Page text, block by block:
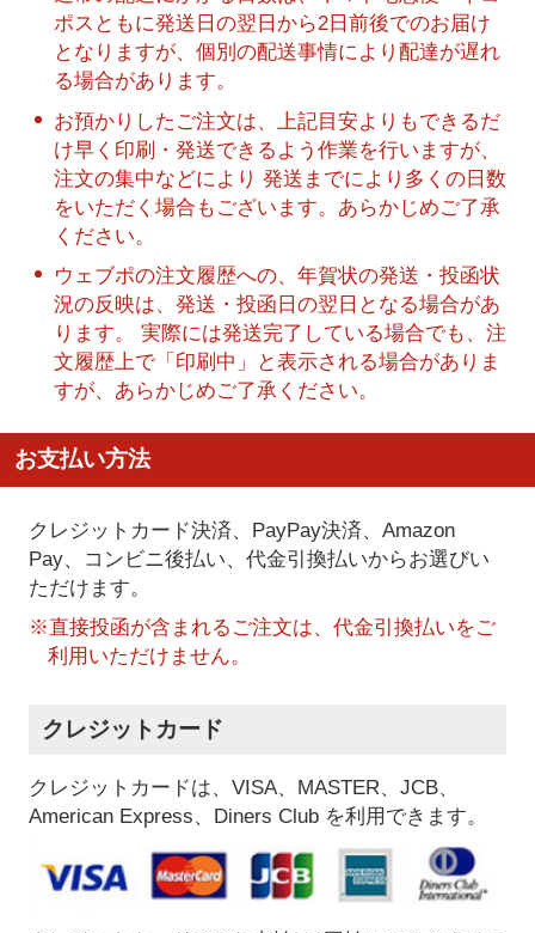
ポスともに発送日の翌日から2日前後でのお届け
となりますが、個別の配送事情により配達が遅れ
る場合があります。
お預かりしたご注文は、上記目安よりもできるだ
け早く印刷・発送できるよう作業を行いますが、
注文の集中などにより 発送までにより多くの日数
をいただく場合もございます。あらかじめご了承
ください。
ウェブポの注文履歴への、年賀状の発送・投函状
況の反映は、発送・投函日の翌日となる場合があ
ります。 実際には発送完了している場合でも、注
文履歴上で「印刷中」と表示される場合がありま
すが、あらかじめご了承ください。
お支払い方法
クレジットカード決済、PayPay決済、Amazon
Pay、コンビニ後払い、代金引換払いからお選びい
ただけます。
※直接投函が含まれるご注文は、代金引換払いをご
利用いただけません。
クレジットカード
クレジットカードは、VISA、MASTER、JCB、
American Express、Diners Club を利用できます。